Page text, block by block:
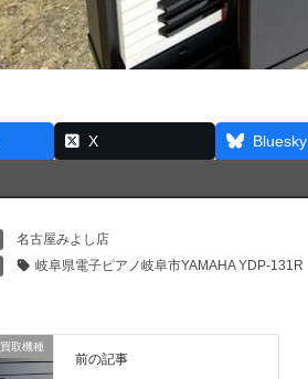
X Bluesky
名古屋みよし店
岐阜県電子ピアノ岐阜市YAMAHA YDP-131R
買取機種
前の記事